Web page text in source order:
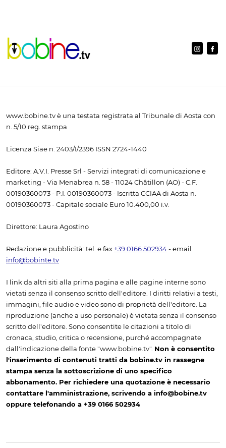
www.bobine.tv è una testata registrata al Tribunale di Aosta con
n. 5/10 reg. stampa
Licenza Siae n. 2403/I/2396 ISSN 2724-1440
Editore: A.V.I. Presse Srl - Servizi integrati di comunicazione e
marketing - Via Menabrea n. 58 - 11024 Châtillon (AO) - C.F.
00190360073 - P.I. 00190360073 - Iscritta CCIAA di Aosta n.
00190360073 - Capitale sociale Euro 10.400,00 i.v.
Direttore: Laura Agostino
Redazione e pubblicità: tel. e fax +39 0166 502934 - email
info@bobinte.tv
I link da altri siti alla prima pagina e alle pagine interne sono
vietati senza il consenso scritto dell'editore. I diritti relativi a testi,
immagini, file audio e video sono di proprietà dell'editore. La
riproduzione (anche a uso personale) è vietata senza il consenso
scritto dell'editore. Sono consentite le citazioni a titolo di
cronaca, studio, critica o recensione, purché accompagnate
dall'indicazione della fonte "www.bobine.tv". Non è consentito
l'inserimento di contenuti tratti da bobine.tv in rassegne
stampa senza la sottoscrizione di uno specifico
abbonamento. Per richiedere una quotazione è necessario
contattare l'amministrazione, scrivendo a info@bobine.tv
oppure telefonando a +39 0166 502934